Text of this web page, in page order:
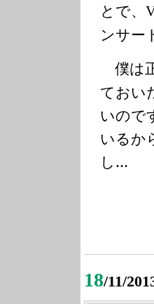
とで、
ンサー
僕は
ておい
いので
いるか
し…
18/11/